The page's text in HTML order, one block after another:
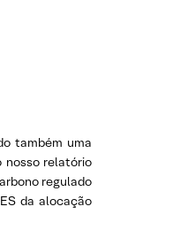
também uma
nosso relatório
regulado
da alocação